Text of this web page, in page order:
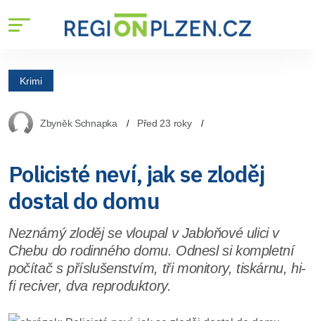
Krimi
Zbyněk Schnapka Před 23 roky
Policisté neví, jak se zloděj
dostal do domu
Neznámý zloděj se vloupal v Jabloňové ulici v
Chebu do rodinného domu. Odnesl si kompletní
počítač s příslušenstvím, tři monitory, tiskárnu, hi-
fi reciver, dva reproduktory.